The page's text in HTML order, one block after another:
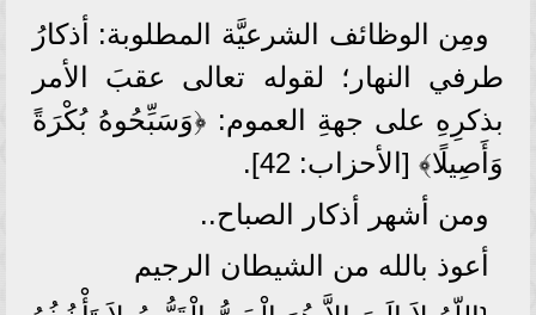
ومِن الوظائف الشرعيَّة المطلوبة: أذكارُ
طرفي النهار؛ لقوله تعالى عقبَ الأمر
بذكرِهِ على جهةِ العموم: ﴿وَسَبِّحُوهُ بُكْرَةً
وَأَصِيلًا﴾ [الأحزاب: 42].
ومن أشهر أذكار الصباح..
أعوذ بالله من الشيطان الرجيم